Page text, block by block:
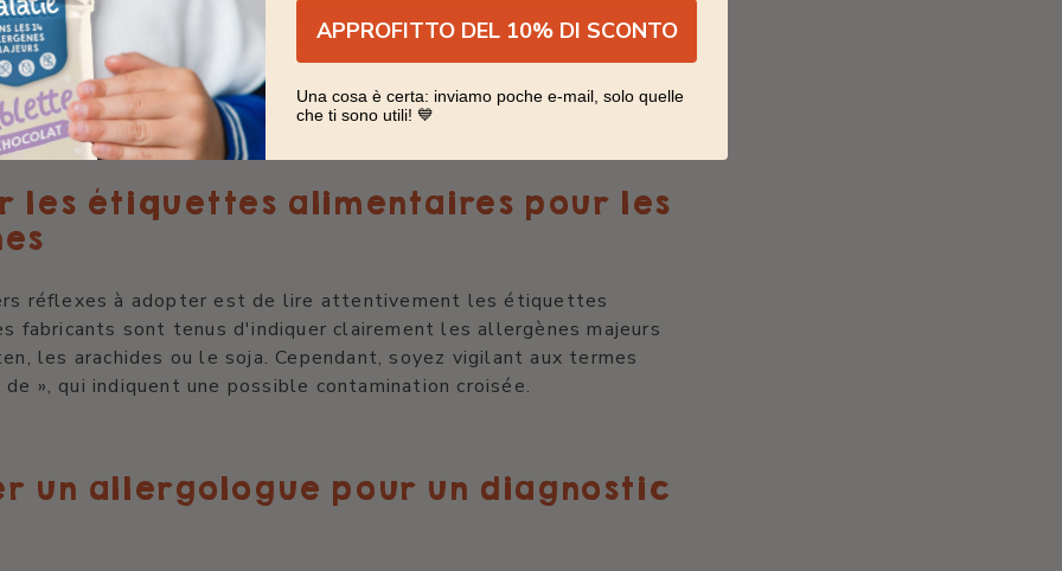
souffre d'allergies alimentaires, chaque repas peut devenir une
Vous vous demandez sans cesse si ce que vous mettez dans son
sans danger. Heureusement, il existe des moyens concrets
la sécurité des aliments.
les étiquettes alimentaires pour les
réflexes à adopter est de lire attentivement les étiquettes
fabricants sont tenus d'indiquer clairement les allergènes majeurs
les arachides ou le soja. Cependant, soyez vigilant aux termes
de », qui indiquent une possible contamination croisée.
un allergologue pour un diagnostic
APPROFITTO DEL 10% DI SCONTO
Una cosa è certa: inviamo poche e-mail, solo quelle
che ti sono utili! 💙